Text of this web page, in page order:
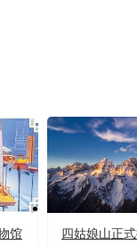
馆
四姑娘山正式